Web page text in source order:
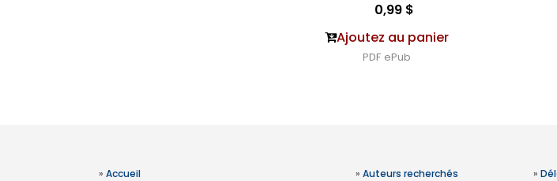
0,99 $
Ajoutez au panier
PDF ePub
» Accueil
» Auteurs recherchés
»